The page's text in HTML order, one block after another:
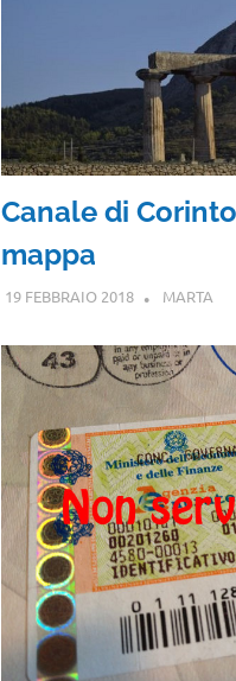
Canale di
mappa
19 FEBBRAIO 2018 MARTA